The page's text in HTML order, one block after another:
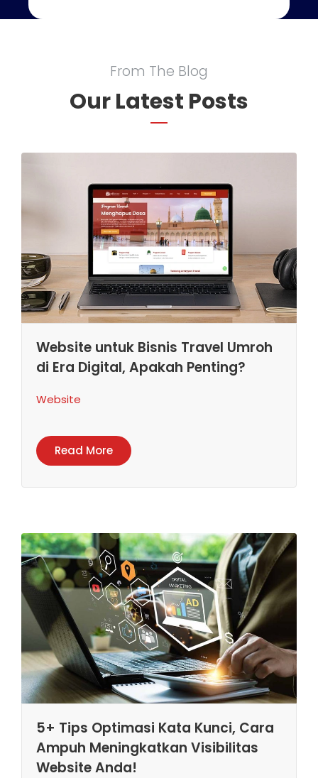
From The Blog
Our Latest Posts
Website untuk Bisnis Travel Umroh
di Era Digital, Apakah Penting?
Website
Read More
5+ Tips Optimasi Kata Kunci, Cara
Ampuh Meningkatkan Visibilitas
Website Anda!